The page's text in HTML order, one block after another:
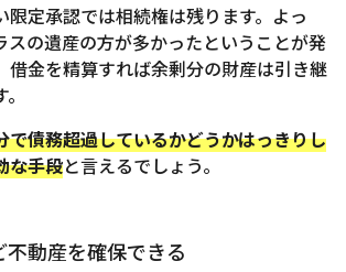
限定承認では相続権は残ります。よっ
スの遺産の方が多かったということが発
借金を精算すれば余剰分の財産は引き継
で債務超過しているかどうかはっきりし
な手段と言えるでしょう。
不動産を確保できる